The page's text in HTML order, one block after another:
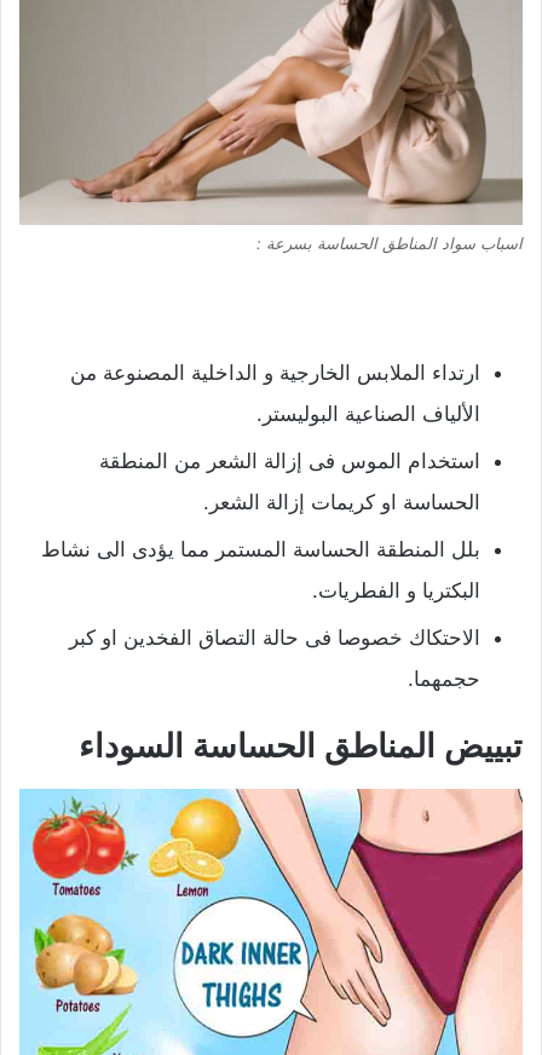
اسباب سواد المناطق الحساسة بسرعة :
ارتداء الملابس الخارجية و الداخلية المصنوعة من
الألياف الصناعية البوليستر.
استخدام الموس فى إزالة الشعر من المنطقة
الحساسة او كريمات إزالة الشعر.
بلل المنطقة الحساسة المستمر مما يؤدى الى نشاط
البكتريا و الفطريات.
الاحتكاك خصوصا فى حالة التصاق الفخدين او كبر
حجمهما.
تبييض المناطق الحساسة السوداء